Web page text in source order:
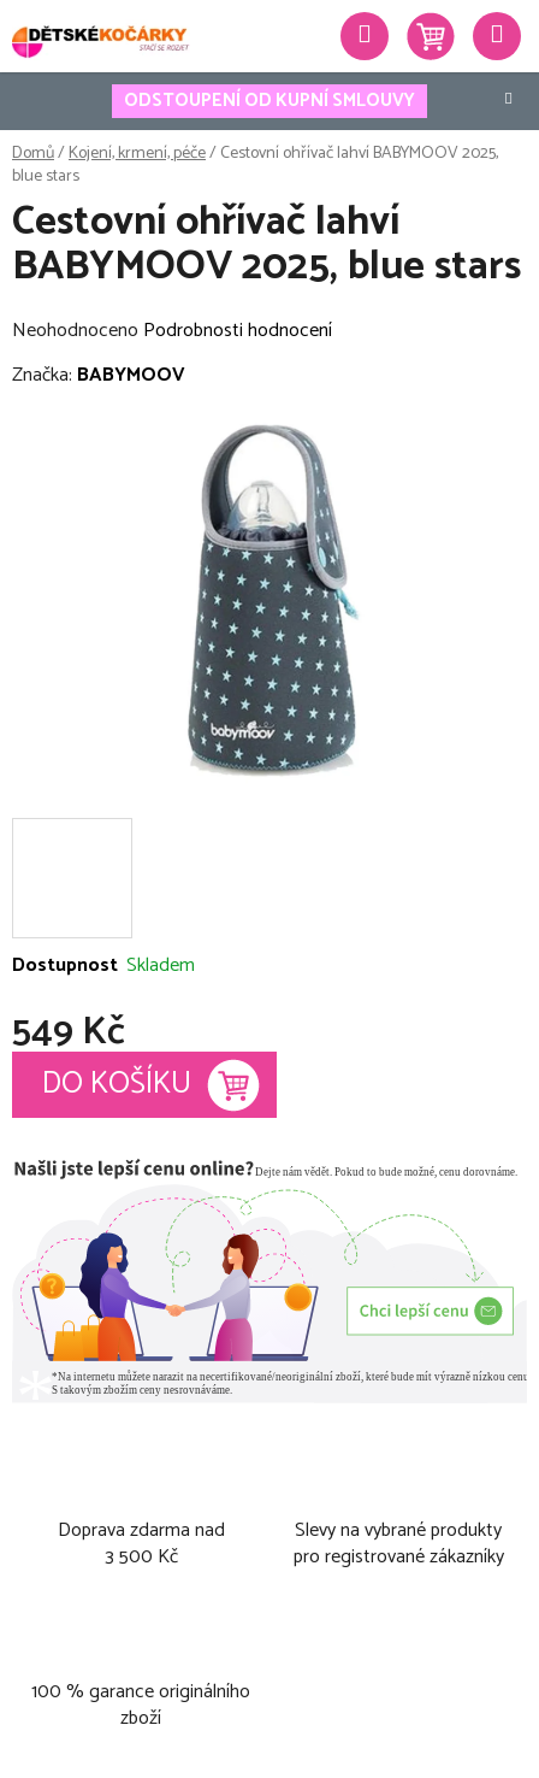
na
obsah
ODSTOUPENÍ OD KUPNÍ SMLOUVY
Hledat
Domů/Kojení, krmení, péče/Cestovní ohřívač lahví BABYMOOV 2025,
blue stars
Dostupnost Skladem
549 Kč
Měrná cena:
DO KOŠÍKU
Doprava zdarma nad
3 500 Kč
Slevy na vybrané produkty
pro registrované zákazníky
100 % garance originálního
zboží
Cestovní ohřívač lahví
BABYMOOV 2025, blue stars
Průměrné
hodnocení
Neohodnoceno Podrobnosti hodnocení
Značka: BABYMOOV